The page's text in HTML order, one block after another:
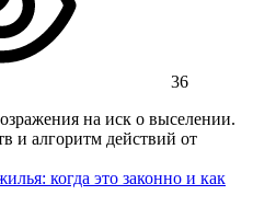
36
на иск о выселении.
и алгоритм действий от
когда это законно и как